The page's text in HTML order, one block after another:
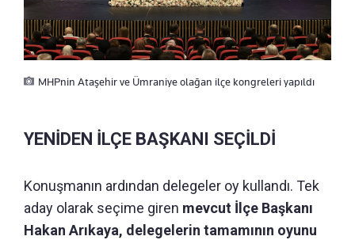
MHPnin Ataşehir ve Ümraniye olağan ilçe kongreleri yapıldı
YENİDEN İLÇE BAŞKANI SEÇİLDİ
Konuşmanın ardından delegeler oy kullandı. Tek
aday olarak seçime giren mevcut İlçe Başkanı
Hakan Arıkaya, delegelerin tamamının oyunu